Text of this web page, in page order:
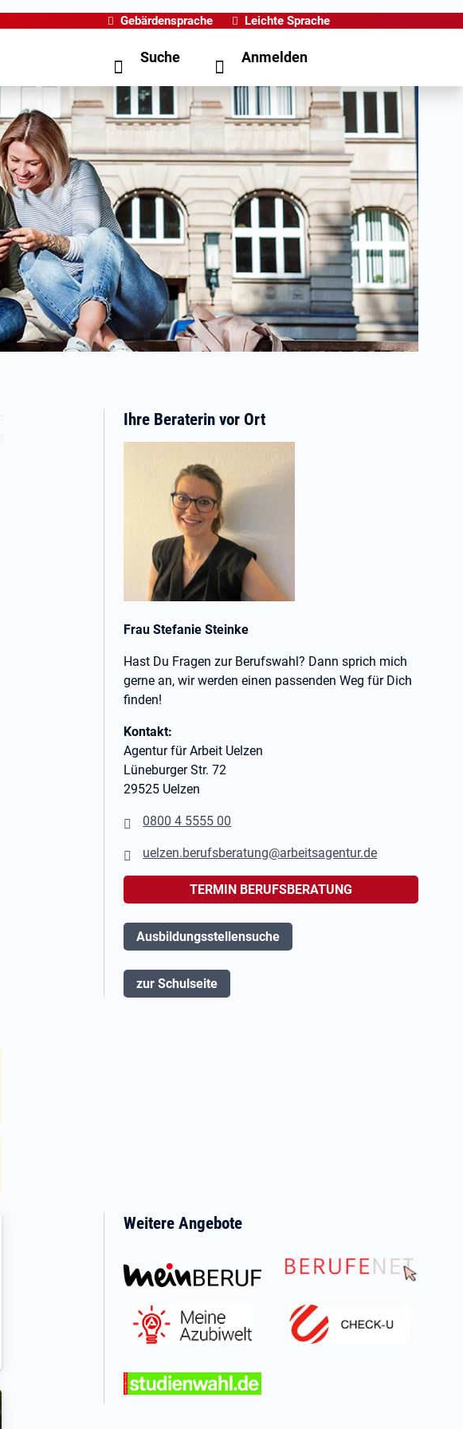
Gebärdensprache Leichte Sprache
Suche Anmelden
Ihre Beraterin vor Ort
Frau Stefanie Steinke
Hast Du Fragen zur Berufswahl? Dann sprich mich
gerne an, wir werden einen passenden Weg für Dich
finden!
Kontakt:
Agentur für Arbeit Uelzen
Lüneburger Str. 72
29525 Uelzen
0800 4 5555 00
uelzen.berufsberatung@arbeitsagentur.de
TERMIN BERUFSBERATUNG
Ausbildungsstellensuche
zur Schulseite
Weitere Angebote